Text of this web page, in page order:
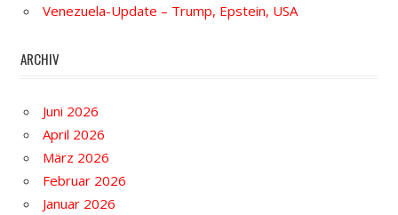
Venezuela-Update – Trump, Epstein, USA
ARCHIV
Juni 2026
April 2026
März 2026
Februar 2026
Januar 2026